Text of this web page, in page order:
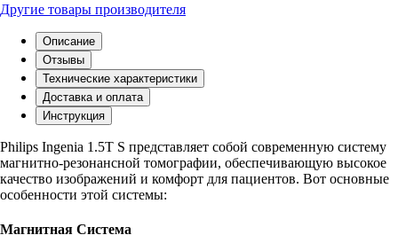
Другие товары производителя
Описание
Отзывы
Технические характеристики
Доставка и оплата
Инструкция
Philips Ingenia 1.5T S представляет собой современную систему
магнитно-резонансной томографии, обеспечивающую высокое
качество изображений и комфорт для пациентов. Вот основные
особенности этой системы:
Магнитная Система